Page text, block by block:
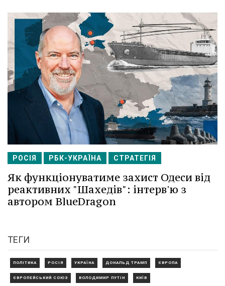
РОСІЯ РБК-УКРАЇНА СТРАТЕГІЯ
Як функціонуватиме захист Одеси від
реактивних "Шахедів": інтерв'ю з
автором BlueDragon
ТЕГИ
ПОЛІТИКА РОСІЯ УКРАЇНА ДОНАЛЬД ТРАМП ЄВРОПА
ЄВРОПЕЙСЬКИЙ СОЮЗ ВОЛОДИМИР ПУТІН КИЇВ